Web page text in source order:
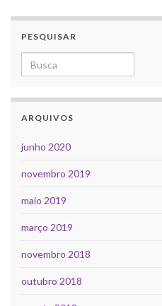
PESQUISAR
Search for:
ARQUIVOS
junho 2020
novembro 2019
maio 2019
março 2019
novembro 2018
outubro 2018